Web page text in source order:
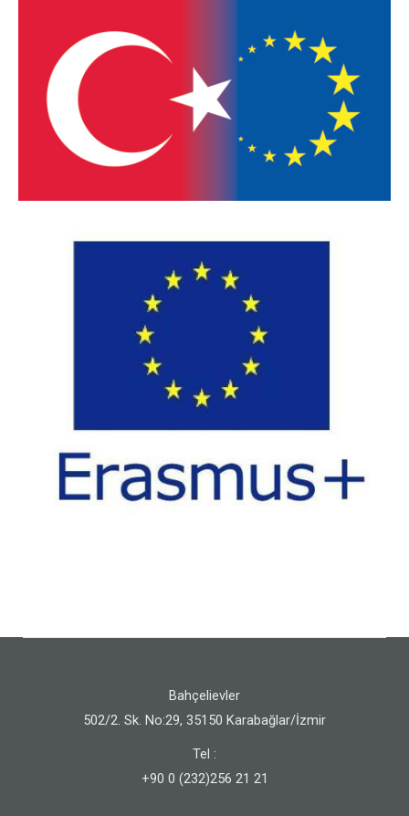
Bahçelievler
502/2. Sk. No:29, 35150 Karabağlar/İzmir
Tel :
+90 0 (232)256 21 21